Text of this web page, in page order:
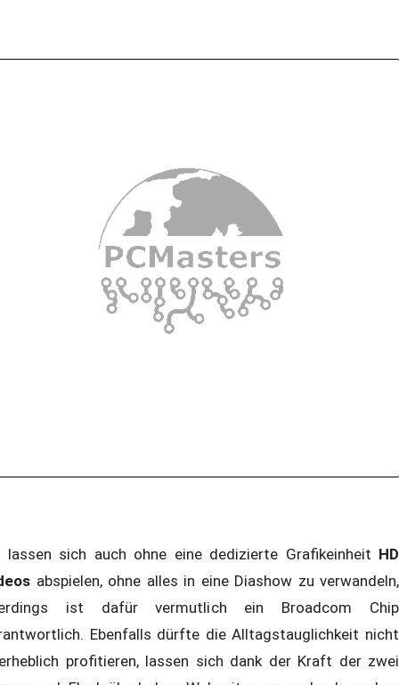
lassen sich auch ohne eine dedizierte Grafikeinheit HD
abspielen, ohne alles in eine Diashow zu verwandeln,
ist dafür vermutlich ein Broadcom Chip
Ebenfalls dürfte die Alltagstauglichkeit nicht
profitieren, lassen sich dank der Kraft der zwei